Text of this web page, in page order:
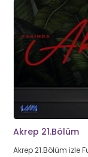
Akrep 21.Bölüm
Akrep 21.Bölüm izle